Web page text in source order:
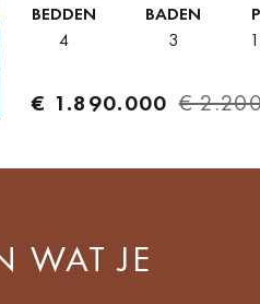
BEDDEN
4
BADEN
3
€ 1.890.000 €
WAT JE